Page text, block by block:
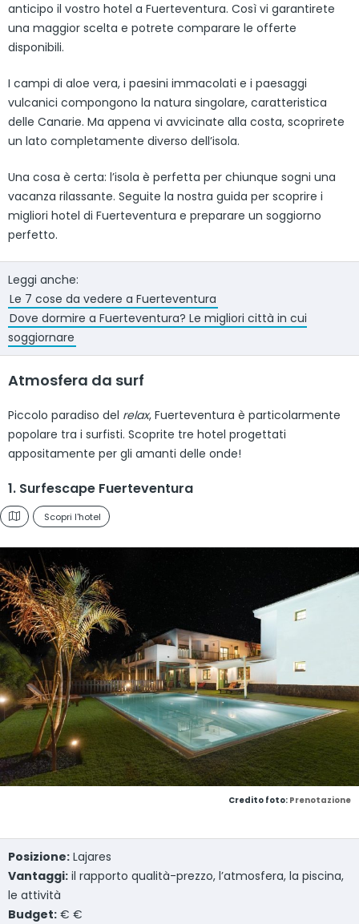
anticipo il vostro hotel a Fuerteventura. Così vi garantirete
una maggior scelta e potrete comparare le offerte
disponibili.
I campi di aloe vera, i paesini immacolati e i paesaggi
vulcanici compongono la natura singolare, caratteristica
delle Canarie. Ma appena vi avvicinate alla costa, scoprirete
un lato completamente diverso dell’isola.
Una cosa è certa: l’isola è perfetta per chiunque sogni una
vacanza rilassante. Seguite la nostra guida per scoprire i
migliori hotel di Fuerteventura e preparare un soggiorno
perfetto.
Leggi anche:
Le 7 cose da vedere a Fuerteventura
Dove dormire a Fuerteventura? Le migliori città in cui
soggiornare
Atmosfera da surf
Piccolo paradiso del relax, Fuerteventura è particolarmente
popolare tra i surfisti. Scoprite tre hotel progettati
appositamente per gli amanti delle onde!
1. Surfescape Fuerteventura
Scopri l'hotel
Credito foto: Prenotazione
Posizione: Lajares
Vantaggi: il rapporto qualità-prezzo, l’atmosfera, la piscina,
le attività
Budget: € €